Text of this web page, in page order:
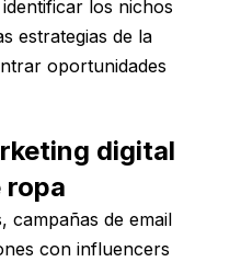
los nichos
estrategias de la
oportunidades
digital
ropa
campañas de email
con influencers